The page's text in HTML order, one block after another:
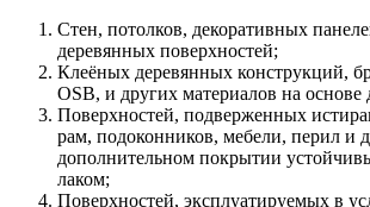
Стен, потолков, декоративных
деревянных поверхностей;
Клеёных деревянных конструкций,
OSB, и других материалов на основе
Поверхностей, подверженных
рам, подоконников, мебели, перил и
дополнительном покрытии
лаком;
Поверхностей, эксплуатируемых в